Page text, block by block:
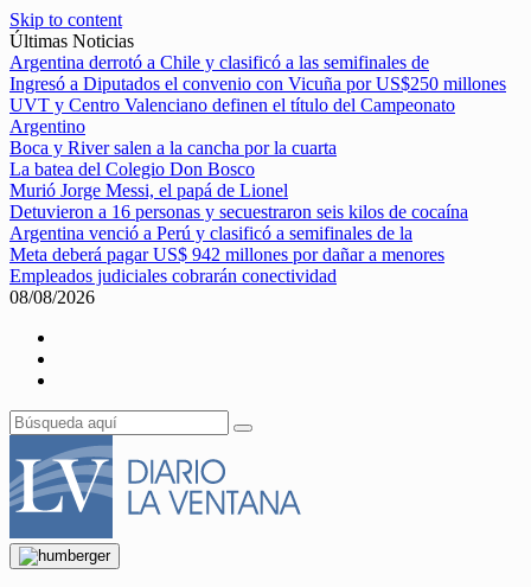
Skip to content
Últimas Noticias
Argentina derrotó a Chile y clasificó a las semifinales de
Ingresó a Diputados el convenio con Vicuña por US$250 millones
UVT y Centro Valenciano definen el título del Campeonato
Argentino
Boca y River salen a la cancha por la cuarta
La batea del Colegio Don Bosco
Murió Jorge Messi, el papá de Lionel
Detuvieron a 16 personas y secuestraron seis kilos de cocaína
Argentina venció a Perú y clasificó a semifinales de la
Meta deberá pagar US$ 942 millones por dañar a menores
Empleados judiciales cobrarán conectividad
08/08/2026